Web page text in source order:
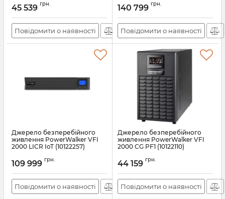
45 539 грн.
Повідомити о наявності
140 799 грн.
Повідомити о наявності
Джерело безперебійного
живлення PowerWalker VFI
2000 LICR IoT (10122257)
109 999 грн.
Повідомити о наявності
Джерело безперебійного
живлення PowerWalker VFI
2000 CG PF1 (10122110)
44 159 грн.
Повідомити о наявності